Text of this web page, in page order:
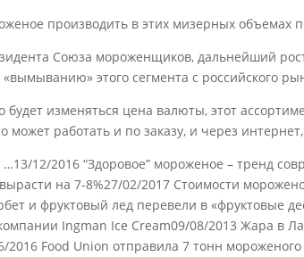
производить в этих мизерных объемах
Союза мороженщиков, дальнейший
этого сегмента с российского
будет изменяться цена валюты, этот
может работать и по заказу, и через
…13/12/2016 “Здоровое” мороженое – тренд
на 7-8%27/02/2017 Стоимости
и фруктовый лед перевели в «фруктовые
Ingman Ice Cream09/08/2013 Жара в
2016 Food Union отправила 7 тонн